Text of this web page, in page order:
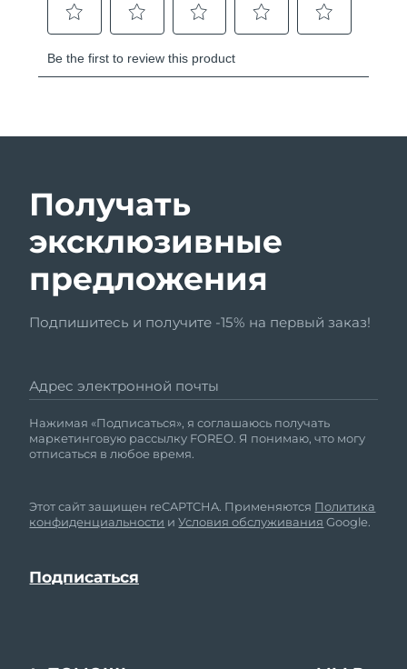
Получать
эксклюзивные
предложения
Подпишитесь и получите -15% на первый заказ!
Адрес электронной почты
Нажимая «Подписаться», я соглашаюсь получать
маркетинговую рассылку FOREO. Я понимаю, что могу
отписаться в любое время.
Этот сайт защищен reCAPTCHA. Применяются Политика
конфиденциальности иУсловия обслуживания Google.